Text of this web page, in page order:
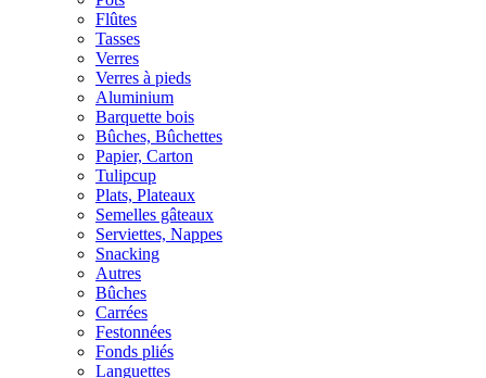
Flûtes
Tasses
Verres
Verres à pieds
Aluminium
Barquette bois
Bûches, Bûchettes
Papier, Carton
Tulipcup
Plats, Plateaux
Semelles gâteaux
Serviettes, Nappes
Snacking
Autres
Bûches
Carrées
Festonnées
Fonds pliés
Languettes